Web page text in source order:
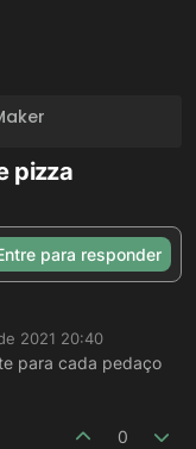
pizza
para responder
2021 20:40
para cada pedaço
0